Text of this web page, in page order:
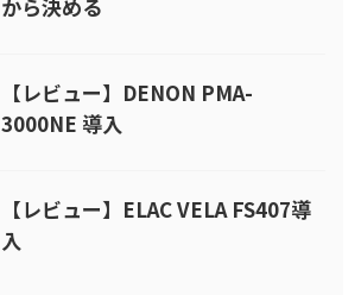
から決める
【レビュー】DENON PMA-
3000NE 導入
【レビュー】ELAC VELA FS407導
入